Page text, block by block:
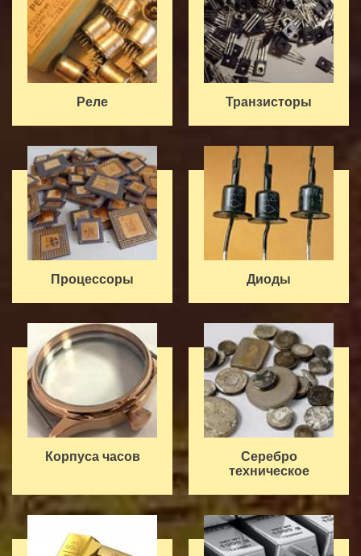
Реле Транзисторы
Процессоры Диоды
Корпуса часов
Серебро
техническое